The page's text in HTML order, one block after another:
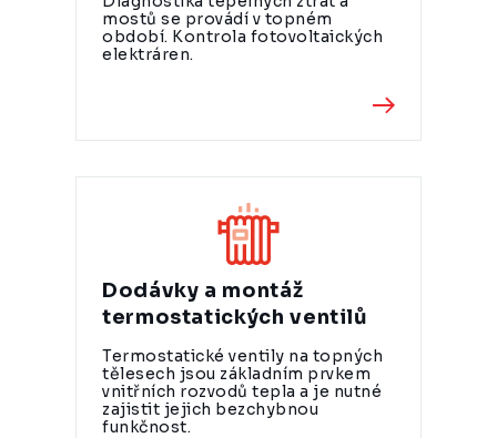
mostů se provádí v topném
období. Kontrola fotovoltaických
elektráren.
Dodávky a montáž
termostatických ventilů
Termostatické ventily na topných
tělesech jsou základním prvkem
vnitřních rozvodů tepla a je nutné
zajistit jejich bezchybnou
funkčnost.